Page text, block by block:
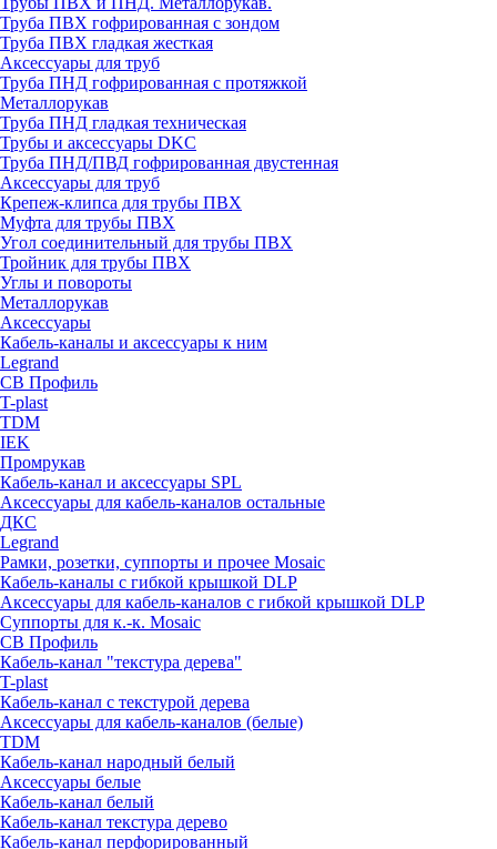
Труба ПВХ гофрированная с зондом
Труба ПВХ гладкая жесткая
Аксессуары для труб
Труба ПНД гофрированная с протяжкой
Металлорукав
Труба ПНД гладкая техническая
Трубы и аксессуары DKC
Труба ПНД/ПВД гофрированная двустенная
Аксессуары для труб
Крепеж-клипса для трубы ПВХ
Муфта для трубы ПВХ
Угол соединительный для трубы ПВХ
Тройник для трубы ПВХ
Углы и повороты
Металлорукав
Аксессуары
Кабель-каналы и аксессуары к ним
Legrand
СВ Профиль
T-plast
TDM
IEK
Промрукав
Кабель-канал и аксессуары SPL
Аксессуары для кабель-каналов остальные
ДКС
Legrand
Рамки, розетки, суппорты и прочее Mosaic
Кабель-каналы с гибкой крышкой DLP
Аксессуары для кабель-каналов с гибкой крышкой DLP
Суппорты для к.-к. Mosaic
СВ Профиль
Кабель-канал "текстура дерева"
T-plast
Кабель-канал с текстурой дерева
Аксессуары для кабель-каналов (белые)
TDM
Кабель-канал народный белый
Аксессуары белые
Кабель-канал белый
Кабель-канал текстура дерево
Кабель-канал перфорированный